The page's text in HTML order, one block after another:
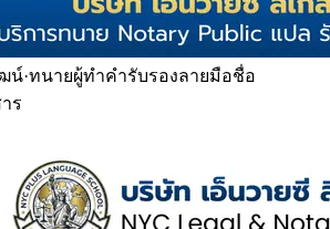
น์·ทนายผู้ทำคำรับรองลายมือชื่อ
ร